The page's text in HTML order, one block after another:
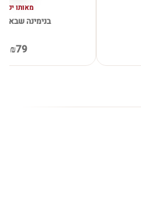
מאותו יקב
בנימינה שבא
₪79